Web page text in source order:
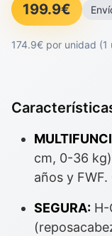
199.9€
174.9€ por unidad (1
cm, 0-36
años y
SEGURA: H-